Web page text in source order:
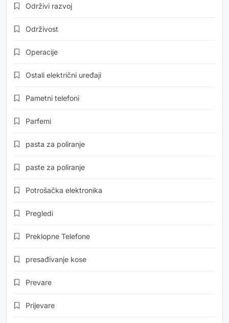
Održivi razvoj
Održivost
Operacije
Ostali električni uređaji
Pametni telefoni
Parfemi
pasta za poliranje
paste za poliranje
Potrošačka elektronika
Pregledi
Preklopne Telefone
presađivanje kose
Prevare
Prijevare